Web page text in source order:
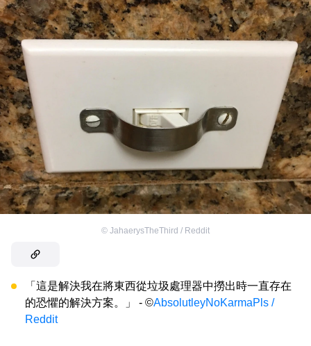
© JahaerysTheThird / Reddit
「這是解決我在將東西從垃圾處理器中撈出時一直存在
的恐懼的解決方案。」 - ©AbsolutleyNoKarmaPls /
Reddit